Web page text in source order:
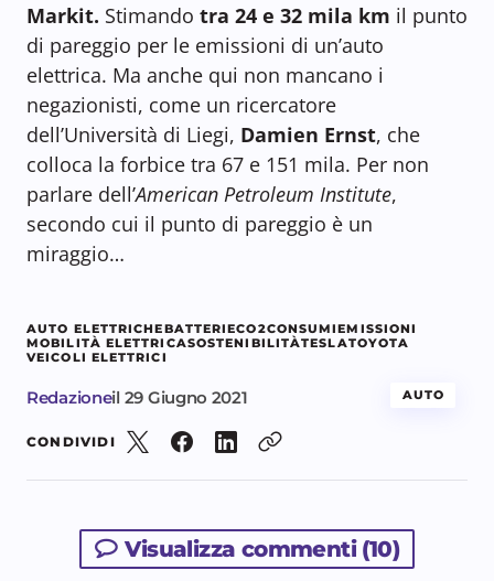
Markit. Stimando tra 24 e 32 mila km il punto
di pareggio per le emissioni di un’auto
elettrica. Ma anche qui non mancano i
negazionisti, come un ricercatore
dell’Università di Liegi, Damien Ernst, che
colloca la forbice tra 67 e 151 mila. Per non
parlare dell’American Petroleum Institute,
secondo cui il punto di pareggio è un
miraggio…
AUTO ELETTRICHEBATTERIECO2CONSUMIEMISSIONI
MOBILITÀ ELETTRICASOSTENIBILITÀTESLATOYOTA
VEICOLI ELETTRICI
Redazioneil 29 Giugno 2021 AUTO
CONDIVIDI
Visualizza commenti (10)